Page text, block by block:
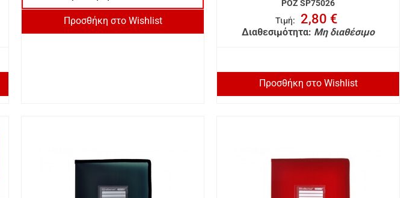
Προσθήκη στο Wishlist
ΡΟΖ SP75026
Τιμή: 2,80 €
Διαθεσιμότητα: Μη διαθέσιμο
Προσθήκη στο Wishlist